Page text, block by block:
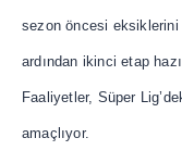
sezon öncesi eksiklerini
ardından ikinci etap
Faaliyetler, Süper
amaçlıyor.